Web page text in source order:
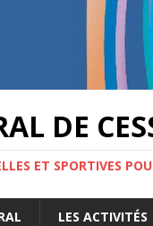
DE
ET SPORTIVES
LES ACTIVITÉS